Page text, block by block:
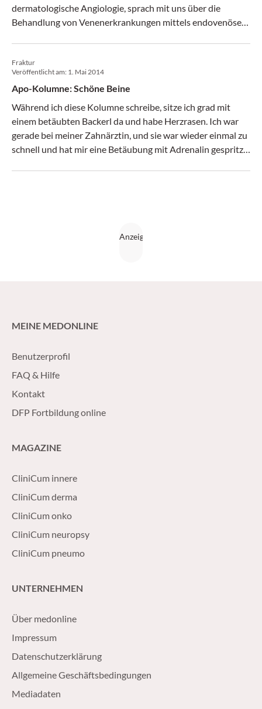
dermatologische Angiologie, sprach mit uns über die
Behandlung von Venenerkrankungen mittels endovenöser
Fraktur
Veröffentlicht am: 1. Mai 2014
Apo-Kolumne: Schöne Beine
Während ich diese Kolumne schreibe, sitze ich grad mit
einem betäubten Backerl da und habe Herzrasen. Ich war
gerade bei meiner Zahnärztin, und sie war wieder einmal zu
schnell und hat mir eine Betäubung mit Adrenalin gespritzt
MEINE MEDONLINE
Benutzerprofil
FAQ & Hilfe
Kontakt
DFP Fortbildung online
MAGAZINE
CliniCum innere
CliniCum derma
CliniCum onko
CliniCum neuropsy
CliniCum pneumo
UNTERNEHMEN
Über medonline
Impressum
Datenschutzerklärung
Allgemeine Geschäftsbedingungen
Mediadaten